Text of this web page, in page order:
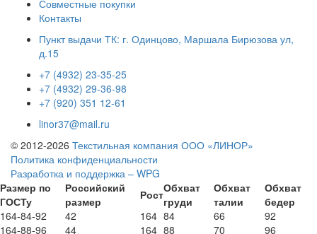
Совместные покупки
Контакты
Пункт выдачи ТК: г. Одинцово, Маршала Бирюзова ул,
д.15
+7 (4932) 23-35-25
+7 (4932) 29-36-98
+7 (920) 351 12-61
linor37@mail.ru
© 2012-2026 Текстильная компания ООО «ЛИНОР»
Политика конфиденциальности
Разработка и поддержка – WPG
Размер по
ГОСТу
Российский
размер
РостОбхват
груди
Обхват
талии
Обхват
бедер
164-84-92
42 164 84 66
92
164-88-96
44 164 88 70 96